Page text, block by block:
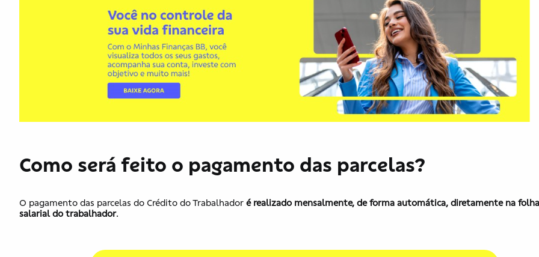
Como será feito o pagamento das parcelas?
O pagamento das parcelas do Crédito do Trabalhador é realizado mensalmente, de forma automática, diretamente na folha
salarial do trabalhador.